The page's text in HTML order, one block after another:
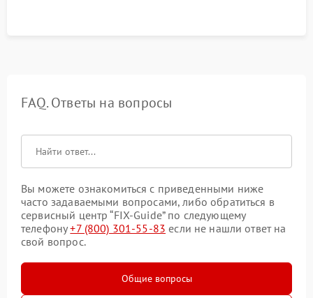
FAQ. Ответы на вопросы
Вы можете ознакомиться с приведенными ниже
часто задаваемыми вопросами, либо обратиться в
сервисный центр “FIX-Guide” по следующему
телефону+7 (800) 301-55-83 если не нашли ответ на
свой вопрос.
Общие вопросы